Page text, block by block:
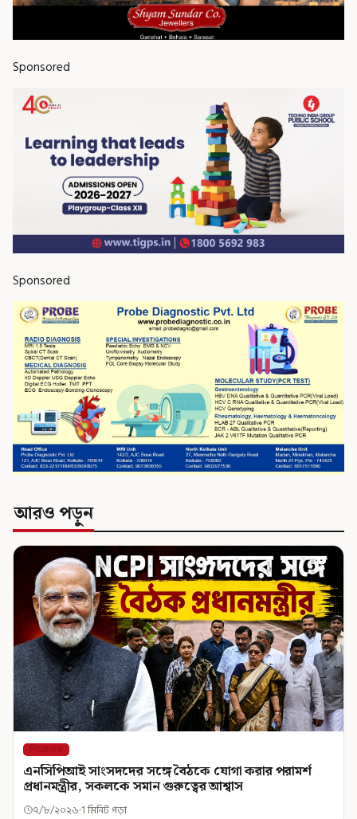
Sponsored
Sponsored
আরও পড়ুন
শিরোনাম
এনসিপিআই সাংসদদের সঙ্গে বৈঠকে যোগা করার পরামর্শ
প্রধানমন্ত্রীর, সকলকে সমান গুরুত্বের আশ্বাস
৭/৮/২০২৬ 1 মিনিট পড়া